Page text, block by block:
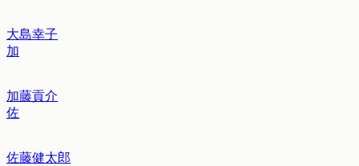
大島幸子
加
加藤貢介
佐
佐藤健太郎